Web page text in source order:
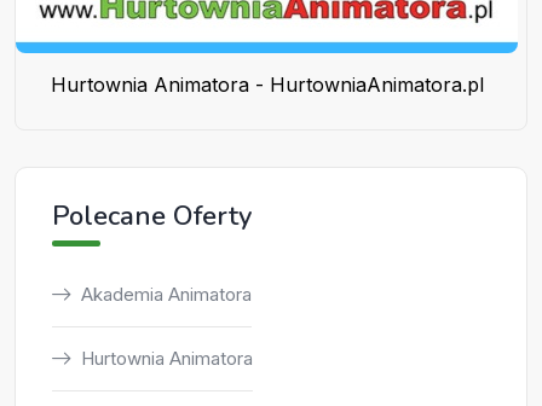
Hurtownia Animatora - HurtowniaAnimatora.pl
Polecane Oferty
Akademia Animatora
Hurtownia Animatora